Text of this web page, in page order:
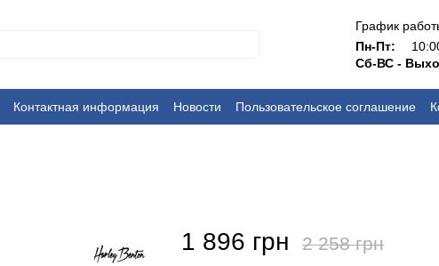
График
Пн-Пт:
Сб-ВС -
Контактная информация Новости Пользовательское соглашение
1 896 грн 2 258 грн